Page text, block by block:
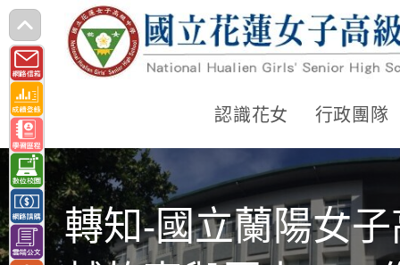
跳
轉
至
主
要
內
容
認識花女 行政團隊
轉知-國立蘭陽女